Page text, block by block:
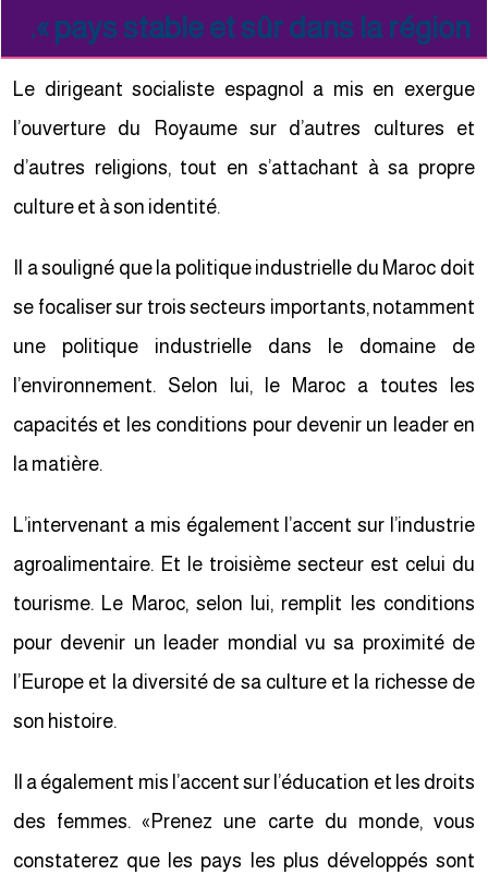
pays stable et sûr dans la région ».
Le dirigeant socialiste espagnol a mis en exergue
l’ouverture du Royaume sur d’autres cultures et
d’autres religions, tout en s’attachant à sa propre
culture et à son identité.
Il a souligné que la politique industrielle du Maroc doit
se focaliser sur trois secteurs importants, notamment
une politique industrielle dans le domaine de
l’environnement. Selon lui, le Maroc a toutes les
capacités et les conditions pour devenir un leader en
la matière.
L’intervenant a mis également l’accent sur l’industrie
agroalimentaire. Et le troisième secteur est celui du
tourisme. Le Maroc, selon lui, remplit les conditions
pour devenir un leader mondial vu sa proximité de
l’Europe et la diversité de sa culture et la richesse de
son histoire.
Il a également mis l’accent sur l’éducation et les droits
des femmes. «Prenez une carte du monde, vous
constaterez que les pays les plus développés sont